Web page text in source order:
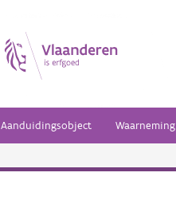
Aanduidingsobject Waarneming